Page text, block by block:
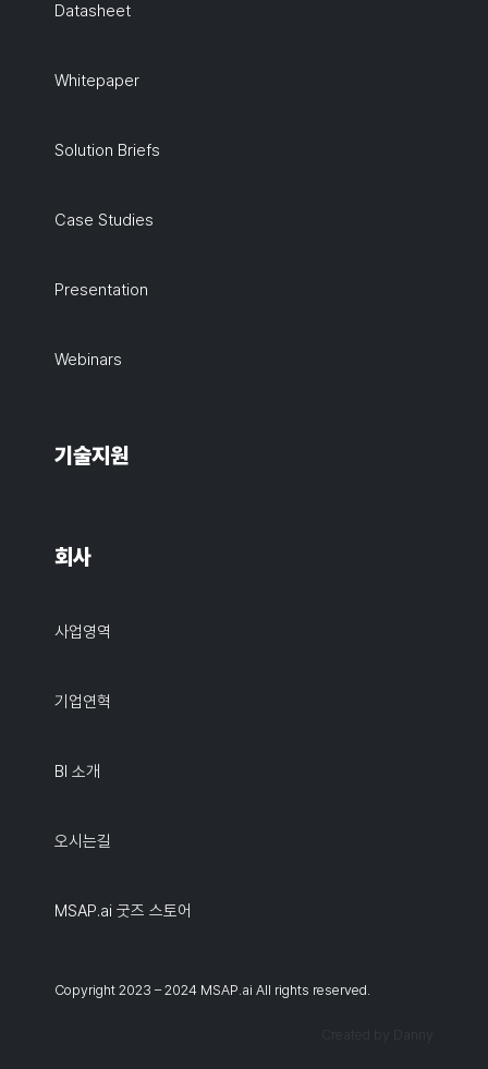
Datasheet
Whitepaper
Solution Briefs
Case Studies
Presentation
Webinars
기술지원
회사
사업영역
기업연혁
BI 소개
오시는길
MSAP.ai 굿즈 스토어
Copyright 2023 – 2024 MSAP.ai All rights reserved.